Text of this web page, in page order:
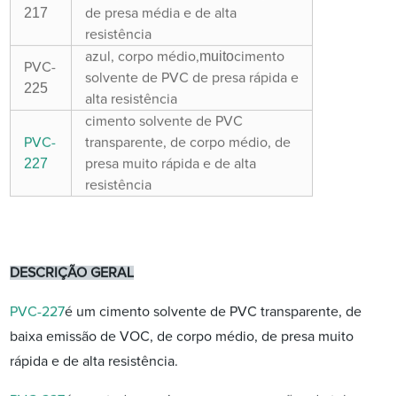
217
de presa média e de alta
resistência
PVC-
225
azul, corpo médio,muitocimento
solvente de PVC de presa rápida e
alta resistência
PVC-
227
cimento solvente de PVC
transparente, de corpo médio, de
presa muito rápida e de alta
resistência
DESCRIÇÃO GERAL
PVC-227é um cimento solvente de PVC transparente, de
baixa emissão de VOC, de corpo médio, de presa muito
rápida e de alta resistência.